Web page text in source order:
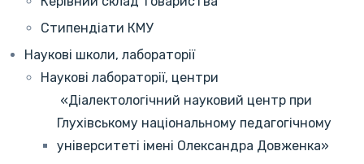
Стипендіати КМУ
Наукові школи, лабораторії
Наукові лабораторії, центри
«Діалектологічний науковий центр при
Глухівському національному педагогічному
університеті імені Олександра Довженка»